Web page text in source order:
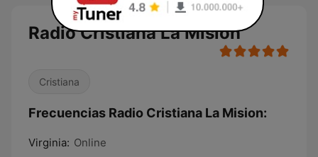
Radio Cristiana La Mision
Cristiana
Frecuencias Radio Cristiana La Mision:
Virginia: Online